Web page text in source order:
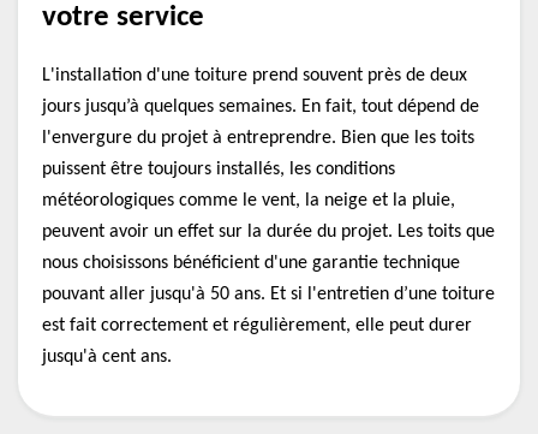
votre service
L'installation d'une toiture prend souvent près de deux
jours jusqu’à quelques semaines. En fait, tout dépend de
l'envergure du projet à entreprendre. Bien que les toits
puissent être toujours installés, les conditions
météorologiques comme le vent, la neige et la pluie,
peuvent avoir un effet sur la durée du projet. Les toits que
nous choisissons bénéficient d'une garantie technique
pouvant aller jusqu'à 50 ans. Et si l'entretien d’une toiture
est fait correctement et régulièrement, elle peut durer
jusqu'à cent ans.